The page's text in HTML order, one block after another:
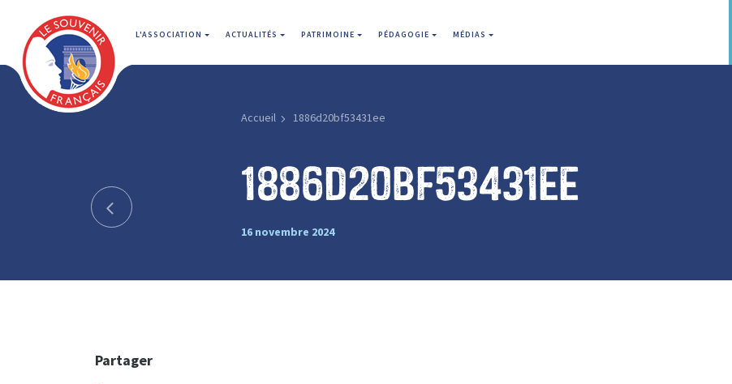
L'ASSOCIATION ACTUALITÉS PATRIMOINE PÉDAGOGIE MÉDIAS
Accueil 1886d20bf53431ee
1886d20bf53431ee
16 novembre 2024
Partager